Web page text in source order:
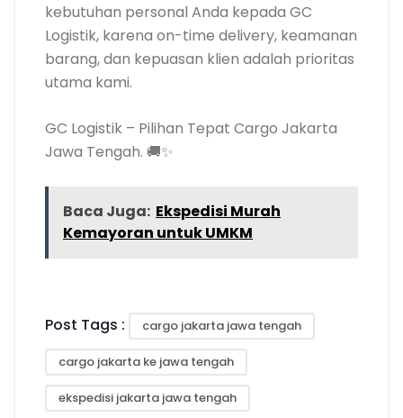
kebutuhan personal Anda kepada GC
Logistik, karena on-time delivery, keamanan
barang, dan kepuasan klien adalah prioritas
utama kami.
GC Logistik – Pilihan Tepat Cargo Jakarta
Jawa Tengah. 🚚✨
Baca Juga: Ekspedisi Murah
Kemayoran untuk UMKM
Post Tags : cargo jakarta jawa tengah
cargo jakarta ke jawa tengah
ekspedisi jakarta jawa tengah